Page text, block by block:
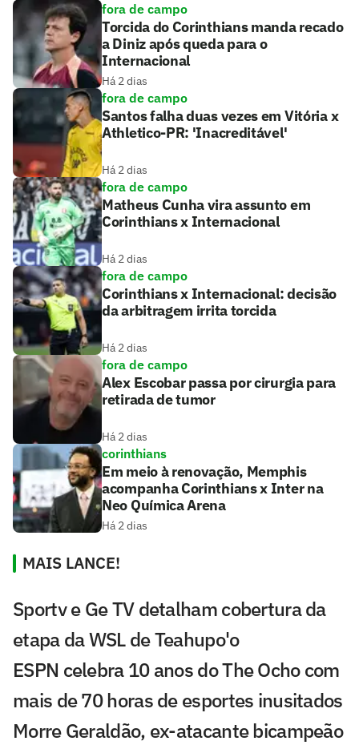
fora de campo
Torcida do Corinthians manda recado
a Diniz após queda para o
Internacional
Há 2 dias
fora de campo
Santos falha duas vezes em Vitória x
Athletico-PR: 'Inacreditável'
Há 2 dias
fora de campo
Matheus Cunha vira assunto em
Corinthians x Internacional
Há 2 dias
fora de campo
Corinthians x Internacional: decisão
da arbitragem irrita torcida
Há 2 dias
fora de campo
Alex Escobar passa por cirurgia para
retirada de tumor
Há 2 dias
corinthians
Em meio à renovação, Memphis
acompanha Corinthians x Inter na
Neo Química Arena
Há 2 dias
MAIS LANCE!
Sportv e Ge TV detalham cobertura da
etapa da WSL de Teahupo'o
ESPN celebra 10 anos do The Ocho com
mais de 70 horas de esportes inusitados
Morre Geraldão, ex-atacante bicampeão